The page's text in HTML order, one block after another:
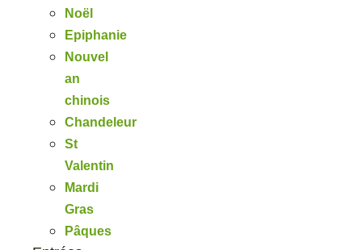
Noël
Epiphanie
Nouvel
an
chinois
Chandeleur
St
Valentin
Mardi
Gras
Pâques